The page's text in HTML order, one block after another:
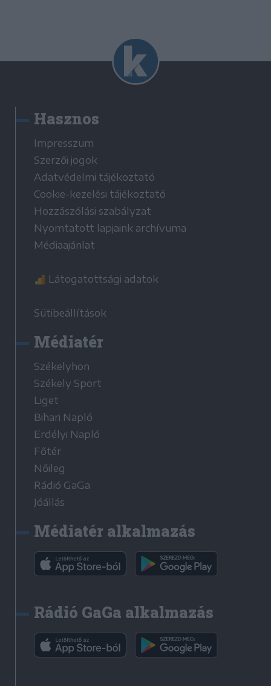
Hasznos
Impresszum
Szerzői jogok
Adatvédelmi tájékoztató
Cookie-kezelési tájékoztató
Hozzászólási szabályzat
Nyomtatott lapjaink archívuma
Médiaajánlat
Látogatottsági adatok
Sütibeállítások
Médiatér
Székelyhon
Székely Sport
Liget
Bihari Napló
Erdélyi Napló
Főtér
Nőileg
Rádió GaGa
Jóállás
Médiatér alkalmazás
Rádió GaGa alkalmazás